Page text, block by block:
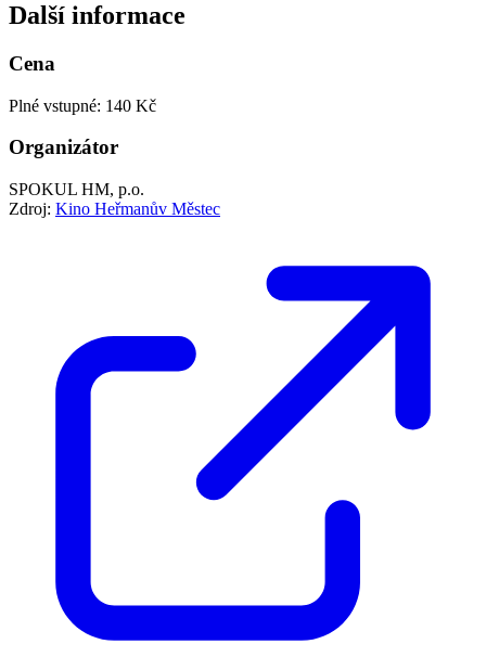
Další informace
Cena
Plné vstupné: 140 Kč
Organizátor
SPOKUL HM, p.o.
Zdroj: Kino Heřmanův Městec